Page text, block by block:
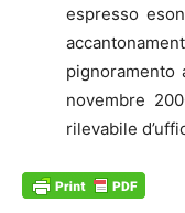
espresso
pignoramento
novembre
rilevabile